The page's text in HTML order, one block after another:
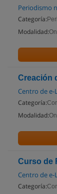
Periodismo
Categoría:
Modalidad:
Creación
Centro de e-
Categoría:
Modalidad:
Curso de
Centro de e-
Categoría: